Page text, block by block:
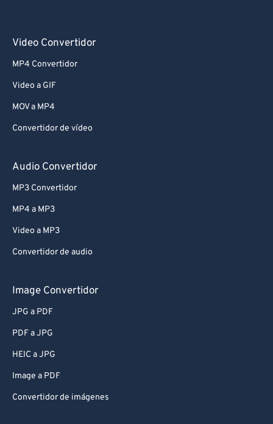
Video Convertidor
MP4 Convertidor
Video a GIF
MOV a MP4
Convertidor de vídeo
Audio Convertidor
MP3 Convertidor
MP4 a MP3
Video a MP3
Convertidor de audio
Image Convertidor
JPG a PDF
PDF a JPG
HEIC a JPG
Image a PDF
Convertidor de imágenes